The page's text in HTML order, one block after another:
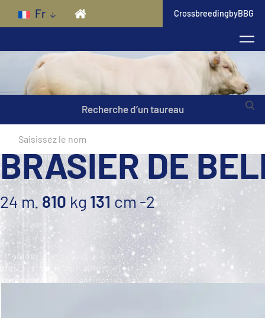
Skip to main content
Fr CrossbreedingbyBBG
Recherche d’un taureau
BRASIER DE
24 m. 810 kg 131 cm -2